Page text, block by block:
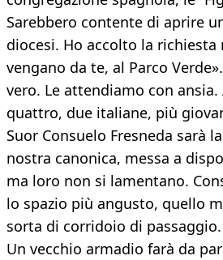
Sarebbero contente di aprire
diocesi. Ho accolto la richiesta
vengano da te, al Parco
vero. Le attendiamo con
quattro, due italiane, più
Suor Consuelo Fresneda sarà
nostra canonica, messa a
ma loro non si lamentano.
lo spazio più angusto, quello
sorta di corridoio di passaggio.
Un vecchio armadio farà da